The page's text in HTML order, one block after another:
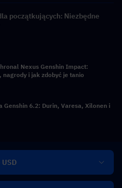
początkujących: Niezbędne
Nexus Genshin Impact:
nagrody i jak zdobyć je tanio
Genshin 6.2: Durin, Varesa, Xilonen i
USD